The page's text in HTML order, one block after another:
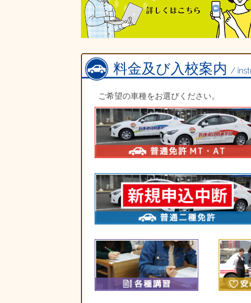
料金及び入校案内 /
ご希望の車種をお選びください。